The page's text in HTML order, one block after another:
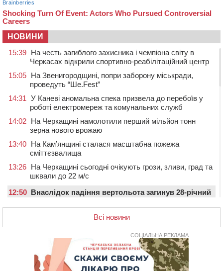
НОВИНИ
15:39 На честь загиблого захисника і чемпіона світу в
Черкасах відкрили спортивно-реабілітаційний центр
15:05 На Звенигородщині, попри заборону міськради,
проведуть “Ше.Fest”
14:31 У Каневі аномальна спека призвела до перебоїв у
роботі електромереж та комунальних служб
14:02 На Черкащині намолотили перший мільйон тонн
зерна нового врожаю
13:40 На Кам’янщині сталася масштабна пожежа
сміттєзвалища
13:26 На Черкащині сьогодні очікують грози, зливи, град та
шквали до 22 м/с
12:50 Внаслідок падіння вертольота загинув 28-річний
У центрі Черкас не поділили дорогу водії двох ВАЗів
У Черкасах до середини серпня обмежать рух
транспорту на трьох вулицях
На Черкащині кількість укриттів збільшилась
уп’ятеро з початку повномасштабної війни
Всі новини
СОЦІАЛЬНА РЕКЛАМА